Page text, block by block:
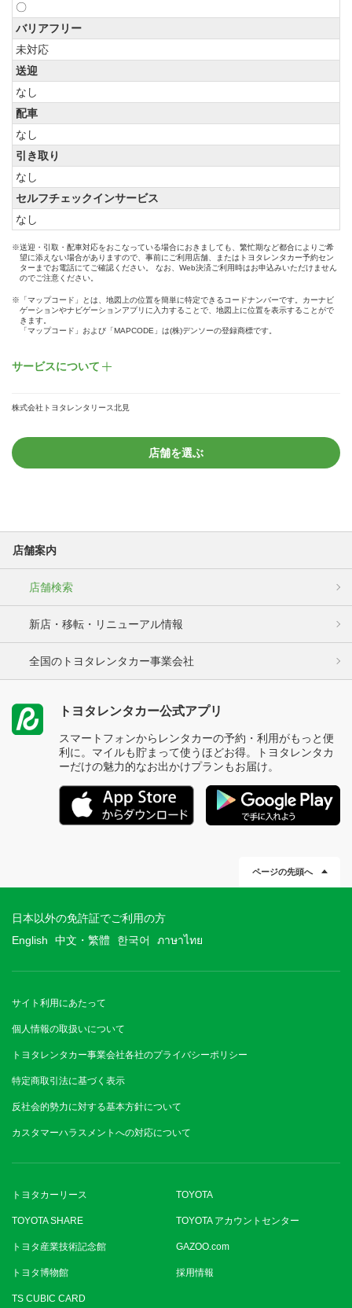
〇
バリアフリー
未対応
送迎
なし
配車
なし
引き取り
なし
セルフチェックインサービス
なし
※送迎・引取・配車対応をおこなっている場合におきましても、繁忙期など都合によりご希
望に添えない場合がありますので、事前にご利用店舗、またはトヨタレンタカー予約セン
ターまでお電話にてご確認ください。 なお、Web決済ご利用時はお申込みいただけません
のでご注意ください。
※「マップコード」とは、地図上の位置を簡単に特定できるコードナンバーです。カーナビ
ゲーションやナビゲーションアプリに入力することで、地図上に位置を表示することがで
きます。
「マップコード」および「MAPCODE」は(株)デンソーの登録商標です。
サービスについて
株式会社トヨタレンタリース北見
店舗を選ぶ
店舗案内
店舗検索
新店・移転・リニューアル情報
全国のトヨタレンタカー事業会社
トヨタレンタカー公式アプリ
スマートフォンからレンタカーの予約・利用がもっと便
利に。マイルも貯まって使うほどお得。トヨタレンタカ
ーだけの魅力的なお出かけプランもお届け。
ページの先頭へ
日本以外の免許証でご利用の方
English
中文・繁體 한국어 ภาษาไทย
サイト利用にあたって
個人情報の取扱いについて
トヨタレンタカー事業会社各社のプライバシーポリシー
特定商取引法に基づく表示
反社会的勢力に対する基本方針について
カスタマーハラスメントへの対応について
トヨタカーリース TOYOTA
TOYOTA SHARE TOYOTA アカウントセンター
トヨタ産業技術記念館 GAZOO.com
トヨタ博物館 採用情報
TS CUBIC CARD